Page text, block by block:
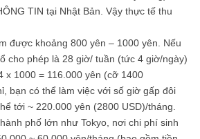
TIN tại Nhật Bản. Vậy thực tế thu
được khoảng 800 yên – 1000 yên. Nếu
cho phép là 28 giờ/ tuần (tức 4 giờ/ngày)
x 1000 = 116.000 yên (cỡ 1400
bạn có thể làm việc với số giờ gấp đôi
tới ~ 220.000 yên (2800 USD)/tháng.
phố lớn như Tokyo, nơi chi phí sinh